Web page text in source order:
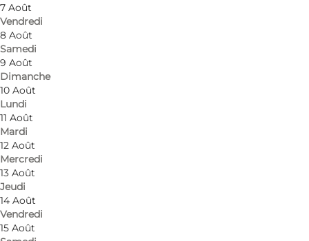
7 Août
Vendredi
8 Août
Samedi
9 Août
Dimanche
10 Août
Lundi
11 Août
Mardi
12 Août
Mercredi
13 Août
Jeudi
14 Août
Vendredi
15 Août